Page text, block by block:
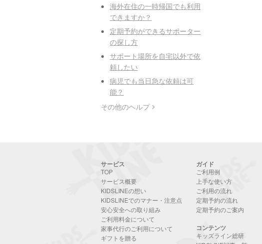
海外在住の一時帰国でも利用
できますか？
定期予約ができるサポーター
の探し方
サポート場所を自宅以外で依
頼したい
病児でも当日急な依頼は可
能？
その他のヘルプ
サービス
TOP
サービス概要
KIDSLINEの想い
KIDSLINEでのマナー・注意点
安心安全への取り組み
ご利用料金について
家事代行のご利用について
ギフトを贈る
ガイド
ご利用例
上手な使い方
ご利用の流れ
定期予約の流れ
定期予約のご案内
コンテンツ
キッズライン総研